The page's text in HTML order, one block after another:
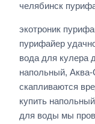
челябинск
экотроник
пурифайер
вода для кулера
напольный,
скапливаются
купить
для воды мы